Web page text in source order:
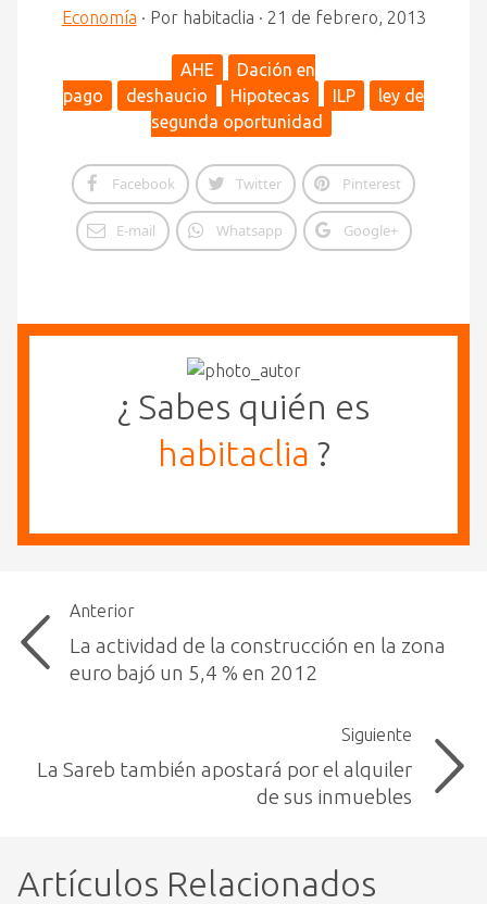
Economía · Por habitaclia · 21 de febrero, 2013
AHE
Dación en
pago
deshaucio Hipotecas ILP
ley de
segunda oportunidad
Facebook Twitter Pinterest
E-mail Whatsapp Google+
¿ Sabes quién es
habitaclia ?
Anterior
La actividad de la construcción en la zona
euro bajó un 5,4 % en 2012
Siguiente
La Sareb también apostará por el alquiler
de sus inmuebles
Artículos Relacionados